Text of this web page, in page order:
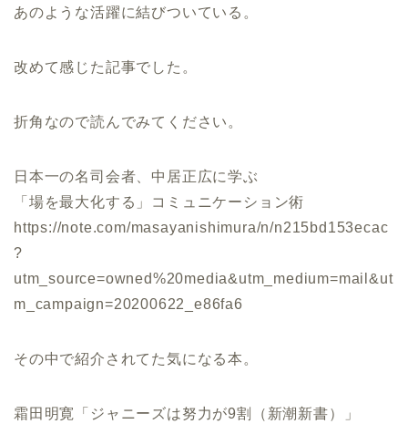
あのような活躍に結びついている。
改めて感じた記事でした。
折角なので読んでみてください。
日本一の名司会者、中居正広に学ぶ
「場を最大化する」コミュニケーション術
https://note.com/masayanishimura/n/n215bd153ecac
?
utm_source=owned%20media&utm_medium=mail&ut
m_campaign=20200622_e86fa6
その中で紹介されてた気になる本。
霜田明寛「ジャニーズは努力が9割（新潮新書）」